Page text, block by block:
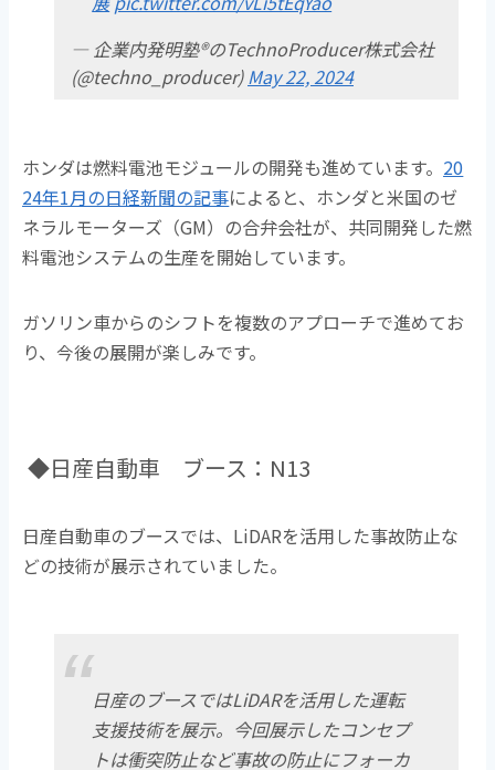
— 企業内発明塾®のTechnoProducer株式会社
(@techno_producer)May 22, 2024
ホンダは燃料電池モジュールの開発も進めています。 20
24年1月の日経新聞の記事によると、ホンダと米国のゼ
ネラルモーターズ（GM）の合弁会社が、共同開発した燃
料電池システムの生産を開始しています。
ガソリン車からのシフトを複数のアプローチで進めてお
り、今後の展開が楽しみです。
◆日産自動車 ブース：N13
日産自動車のブースでは、LiDARを活用した事故防止な
どの技術が展示されていました。
日産のブースではLiDARを活用した運転
支援技術を展示。今回展示したコンセプ
トは衝突防止など事故の防止にフォーカ